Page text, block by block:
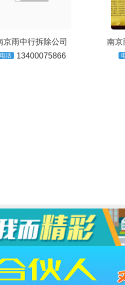
京雨中行拆除公司
电话 13400075866
南京